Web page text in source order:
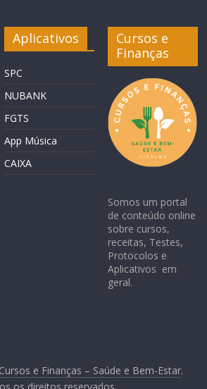
Aplicativos
SPC
NUBANK
FGTS
App Música
CAIXA
Cursos e
Finanças
Somos um portal
de conteúdo online
sobre cursos,
receitas, Testes,
Protocolos e
Aplicativos em
geral.
Cursos e Finanças – Saúde e Bem-Estar.